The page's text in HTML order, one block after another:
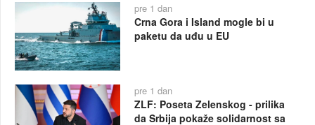
pre 1 dan
Crna Gora i Island mogle bi u
paketu da uđu u EU
pre 1 dan
ZLF: Poseta Zelenskog - prilika
da Srbija pokaže solidarnost sa